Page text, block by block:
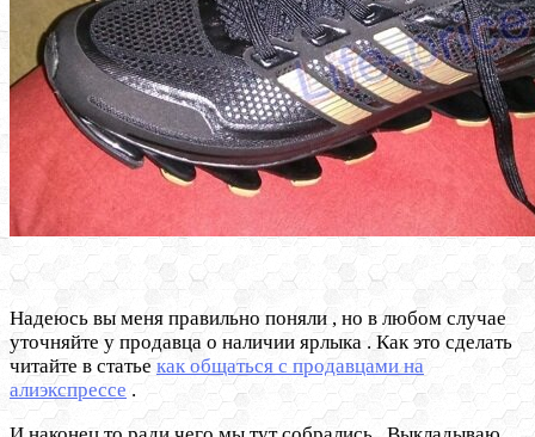
Надеюсь вы меня правильно поняли , но в любом случае
уточняйте у продавца о наличии ярлыка . Как это сделать
читайте в статье как общаться с продавцами на
алиэкспрессе .